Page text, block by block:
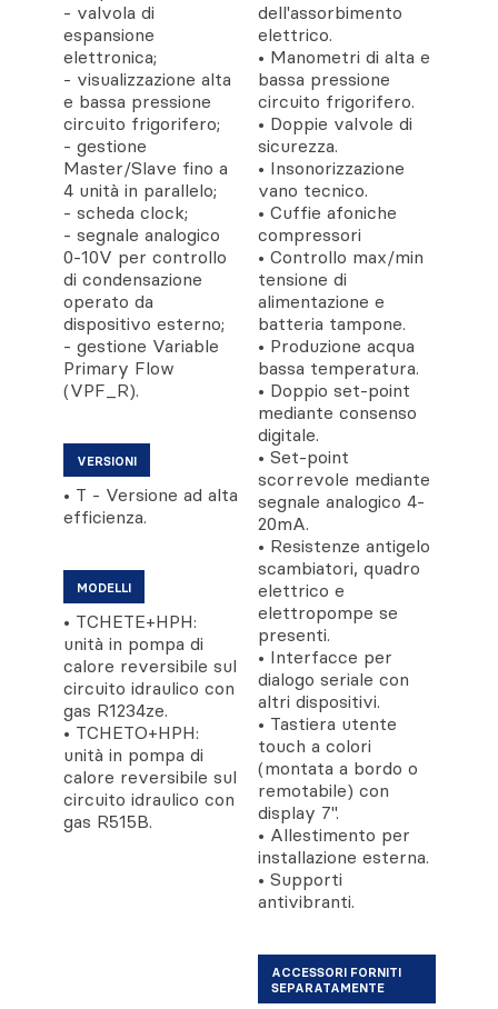
- valvola di
espansione
elettronica;
- visualizzazione alta
e bassa pressione
circuito frigorifero;
- gestione
Master/Slave fino a
4 unità in parallelo;
- scheda clock;
- segnale analogico
0-10V per controllo
di condensazione
operato da
dispositivo esterno;
- gestione Variable
Primary Flow
(VPF_R).
VERSIONI
• T - Versione ad alta
efficienza.
MODELLI
• TCHETE+HPH:
unità in pompa di
calore reversibile sul
circuito idraulico con
gas R1234ze.
• TCHETO+HPH:
unità in pompa di
calore reversibile sul
circuito idraulico con
gas R515B.
dell'assorbimento
elettrico.
• Manometri di alta e
bassa pressione
circuito frigorifero.
• Doppie valvole di
sicurezza.
• Insonorizzazione
vano tecnico.
• Cuffie afoniche
compressori
• Controllo max/min
tensione di
alimentazione e
batteria tampone.
• Produzione acqua
bassa temperatura.
• Doppio set-point
mediante consenso
digitale.
• Set-point
scorrevole mediante
segnale analogico 4-
20mA.
• Resistenze antigelo
scambiatori, quadro
elettrico e
elettropompe se
presenti.
• Interfacce per
dialogo seriale con
altri dispositivi.
• Tastiera utente
touch a colori
(montata a bordo o
remotabile) con
display 7''.
• Allestimento per
installazione esterna.
• Supporti
antivibranti.
ACCESSORI FORNITI
SEPARATAMENTE